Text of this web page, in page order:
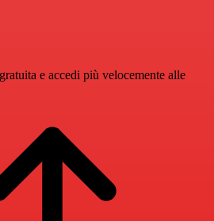
e accedi più velocemente alle